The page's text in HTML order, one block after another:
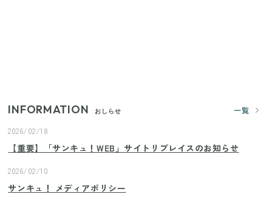
INFORMATION おしらせ
一覧
2026/02/18
【重要】「サンキュ！WEB」サイトリプレイスのお知らせ
2026/02/10
サンキュ！ メディアポリシー